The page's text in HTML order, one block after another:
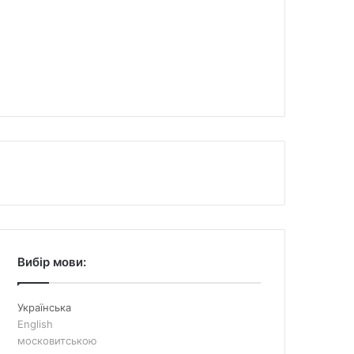
Вибір мови:
Українська
English
московитською